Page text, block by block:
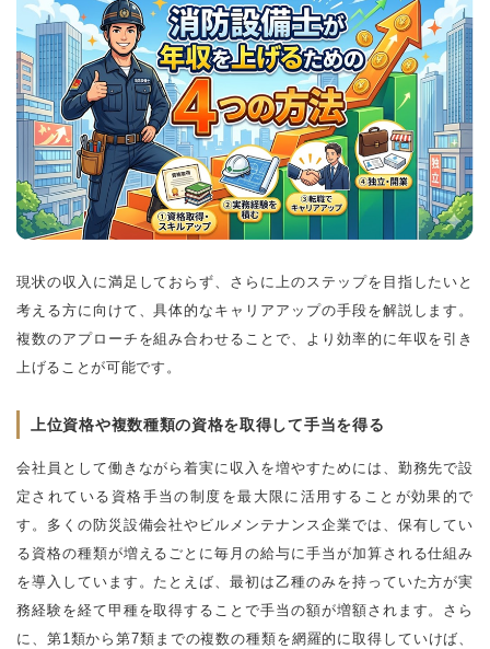
現状の収入に満足しておらず、さらに上のステップを目指したいと
考える方に向けて、具体的なキャリアアップの手段を解説します。
複数のアプローチを組み合わせることで、より効率的に年収を引き
上げることが可能です。
上位資格や複数種類の資格を取得して手当を得る
会社員として働きながら着実に収入を増やすためには、勤務先で設
定されている資格手当の制度を最大限に活用することが効果的で
す。多くの防災設備会社やビルメンテナンス企業では、保有してい
る資格の種類が増えるごとに毎月の給与に手当が加算される仕組み
を導入しています。たとえば、最初は乙種のみを持っていた方が実
務経験を経て甲種を取得することで手当の額が増額されます。さら
に、第1類から第7類までの複数の種類を網羅的に取得していけば、